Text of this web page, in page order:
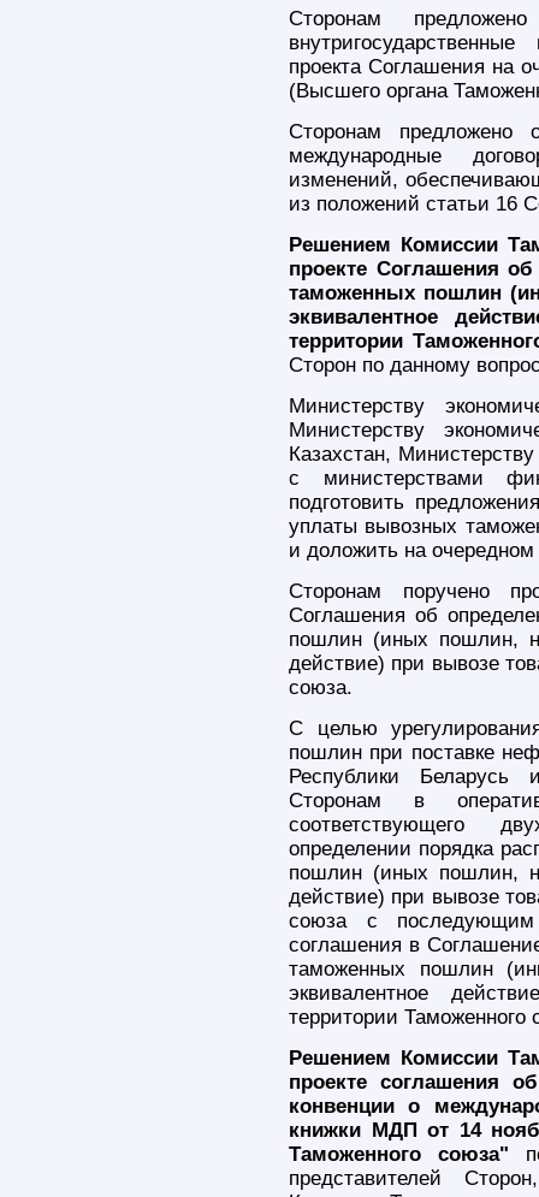
Сторонам
проекта Соглашения на
(Высшего органа
Сторонам предложено
международные
изменений,
из положений статьи 16
Решением Комиссии
проекте Соглашения
таможенных пошлин
эквивалентное
территории
Сторон по данному
Министерству
Министерству
Казахстан,
с министерствами
подготовить
уплаты вывозных
и доложить на
Сторонам поручено
Соглашения об
пошлин (иных пошлин,
действие) при вывозе
союза.
С целью
пошлин при поставке
Республики Беларусь
Сторонам в
соответствующего
определении порядка
пошлин (иных пошлин,
действие) при вывозе
союза с последующим
соглашения в
таможенных пошлин
эквивалентное
территории Таможенного
Решением Комиссии
проекте соглашения
конвенции о
книжки МДП от 14
Таможенного союза"
представителей